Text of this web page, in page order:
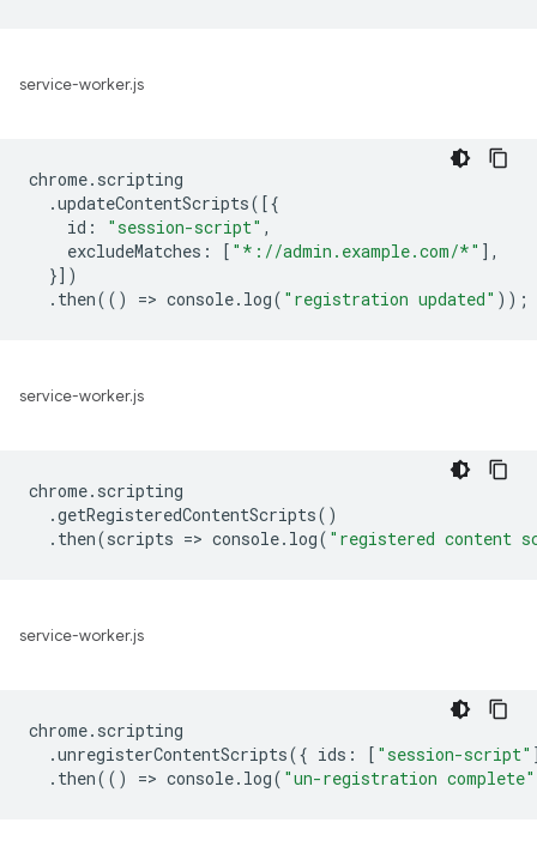
service-worker.js
chrome. scripting
.updateContentScripts([{
id : "session-script" ,
excludeMatches : [ "*://admin.example.com/*" ],
}])
. then(() => console. log( "registration updated" ));
service-worker.js
chrome. scripting
.getRegisteredContentScripts()
. then(scripts => console. log( "registered content
service-worker.js
chrome. scripting
.unregisterContentScripts({ ids : [ "session-script"
. then(() => console. log( "un-registration complete"